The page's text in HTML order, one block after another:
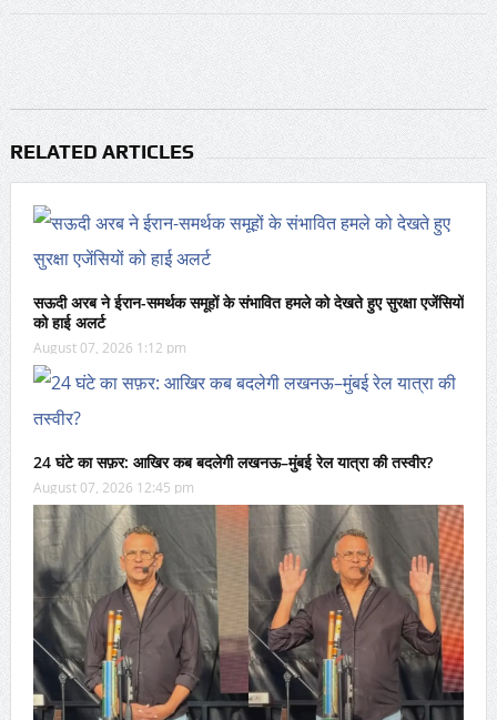
RELATED ARTICLES
सऊदी अरब ने ईरान-समर्थक समूहों के संभावित हमले को देखते हुए सुरक्षा एजेंसियों
को हाई अलर्ट
August 07, 2026 1:12 pm
24 घंटे का सफ़र: आखिर कब बदलेगी लखनऊ–मुंबई रेल यात्रा की तस्वीर?
August 07, 2026 12:45 pm